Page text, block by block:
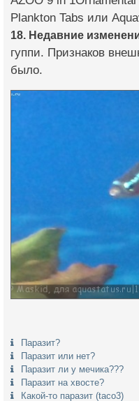
Plankton Tabs или
18. Недавние
гуппи. Признаков
было.
Паразит?
Паразит или нет?
Паразит ли у мечика???
Паразит на хвосте?
Какой-то паразит (taco3)